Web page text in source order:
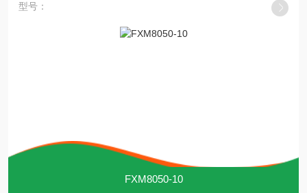
型号：
FXM8050-10